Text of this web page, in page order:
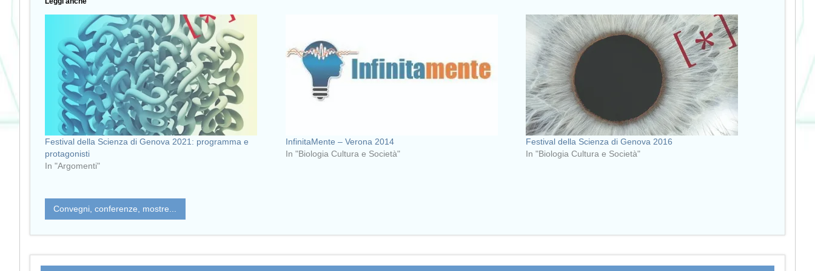
Festival della Scienza di Genova 2021: programma e
protagonisti
In "Argomenti"
InfinitaMente – Verona 2014
In "Biologia Cultura e Società"
Festival della Scienza di Genova 2016
In "Biologia Cultura e Società"
Convegni, conferenze, mostre...